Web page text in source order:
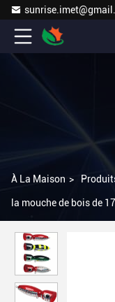
À La Maison >
la mouche de bois de